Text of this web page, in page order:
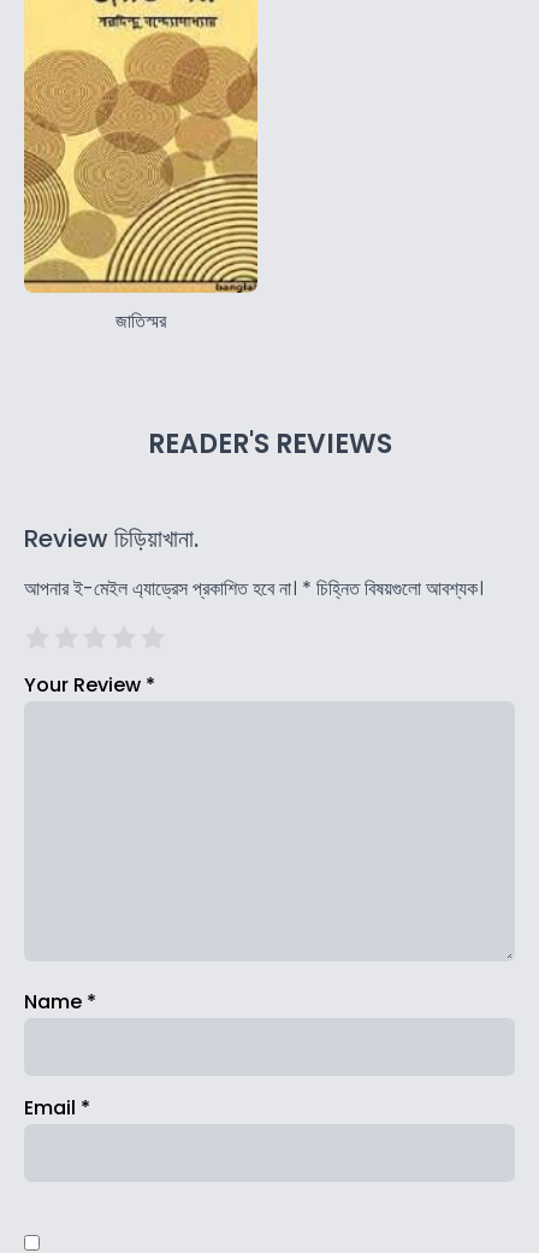
জাতিস্মর
READER'S REVIEWS
Review চিড়িয়াখানা.
আপনার ই-মেইল এ্যাড্রেস প্রকাশিত হবে না। * চিহ্নিত বিষয়গুলো আবশ্যক।
Your Review *
Name *
Email *